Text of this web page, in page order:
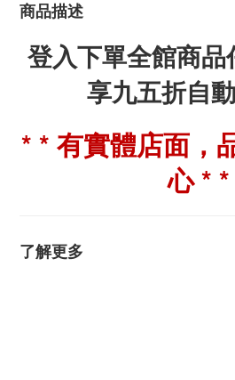
商品描述
登入下單全館商
享九五折自動
* * 有實體店面，
心 * *
了解更多